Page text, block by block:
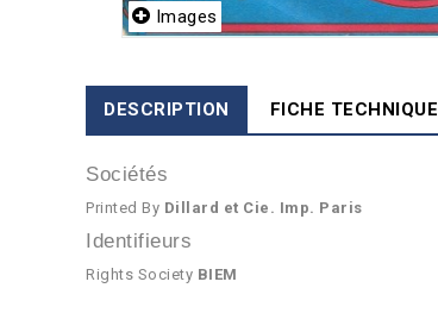
Images
DESCRIPTION FICHE TECHNIQUE
Sociétés
Printed By Dillard et Cie. Imp. Paris
Identifieurs
Rights Society BIEM